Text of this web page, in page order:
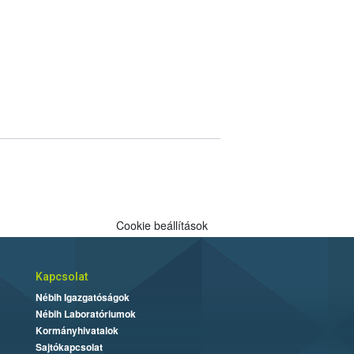
Cookie beállítások
Kapcsolat
Nébih Igazgatóságok
Nébih Laboratóriumok
Kormányhivatalok
Sajtókapcsolat